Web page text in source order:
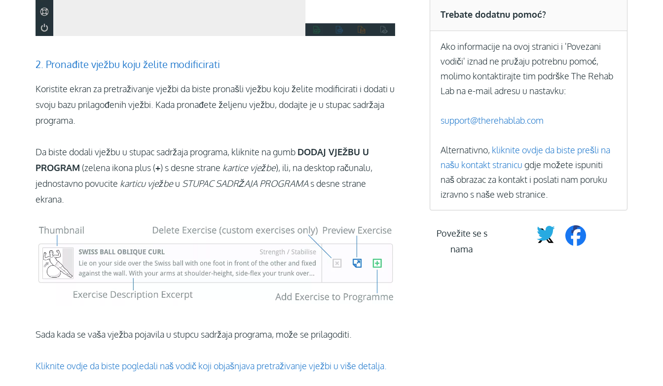
2. Pronađite vježbu koju želite modificirati
Koristite ekran za pretraživanje vježbi da biste pronašli vježbu koju želite modificirati i dodati u
svoju bazu prilagođenih vježbi. Kada pronađete željenu vježbu, dodajte je u stupac sadržaja
programa.
Da biste dodali vježbu u stupac sadržaja programa, kliknite na gumb DODAJ VJEŽBU U
PROGRAM (zelena ikona plus (+) s desne strane kartice vježbe), ili, na desktop računalu,
jednostavno povucite karticu vježbeu STUPAC SADRŽAJA PROGRAMA s desne strane
ekrana.
Sada kada se vaša vježba pojavila u stupcu sadržaja programa, može se prilagoditi.
Kliknite ovdje da biste pogledali naš vodič koji objašnjava pretraživanje vježbi u više detalja.
Trebate dodatnu pomoć?
Ako informacije na ovoj stranici i 'Povezani
vodiči' iznad ne pružaju potrebnu pomoć,
molimo kontaktirajte tim podrške The Rehab
Lab na e-mail adresu u nastavku:
support@therehablab.com
Alternativno, kliknite ovdje da biste prešli na
našu kontakt stranicu gdje možete ispuniti
naš obrazac za kontakt i poslati nam poruku
izravno s naše web stranice.
Povežite se s
nama